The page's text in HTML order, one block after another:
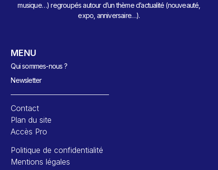
musique…) regroupés autour d’un thème d’actualité (nouveauté,
expo, anniversaire…).
MENU
Qui sommes-nous ?
Newsletter
Contact
Plan du site
Accès Pro
Politique de confidentialité
Mentions légales